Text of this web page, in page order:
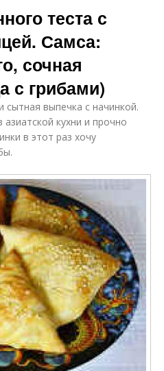
теста с
Самса:
сочная
с грибами)
выпечка с начинкой.
кухни и прочно
в этот раз хочу